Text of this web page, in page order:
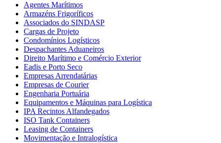
Agentes Marítimos
Armazéns Frigoríficos
Associados do SINDASP
Cargas de Projeto
Condomínios Logísticos
Despachantes Aduaneiros
Direito Marítimo e Comércio Exterior
Eadis e Porto Seco
Empresas Arrendatárias
Empresas de Courier
Engenharia Portuária
Equipamentos e Máquinas para Logística
IPA Recintos Alfandegados
ISO Tank Containers
Leasing de Containers
Movimentação e Intralogística